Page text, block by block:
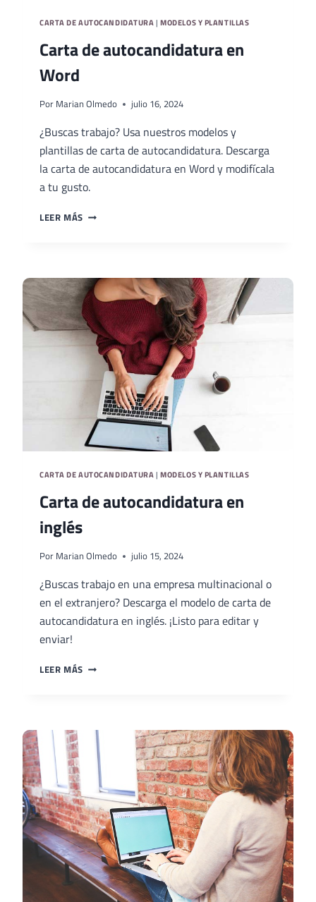
CARTA DE AUTOCANDIDATURA|MODELOS Y PLANTILLAS
Carta de autocandidatura en
Word
Por Marian Olmedo julio 16, 2024
¿Buscas trabajo? Usa nuestros modelos y
plantillas de carta de autocandidatura. Descarga
la carta de autocandidatura en Word y modifícala
a tu gusto.
LEER MÁS CARTA
CARTA DE AUTOCANDIDATURA|MODELOS Y PLANTILLAS
Carta de autocandidatura en
inglés
Por Marian Olmedo julio 15, 2024
¿Buscas trabajo en una empresa multinacional o
en el extranjero? Descarga el modelo de carta de
autocandidatura en inglés. ¡Listo para editar y
enviar!
LEER MÁS CARTA